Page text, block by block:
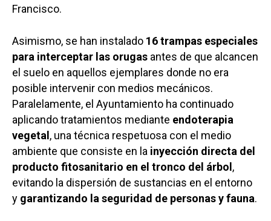
Francisco.
Asimismo, se han instalado 16 trampas especiales
para interceptar las orugas antes de que alcancen
el suelo en aquellos ejemplares donde no era
posible intervenir con medios mecánicos.
Paralelamente, el Ayuntamiento ha continuado
aplicando tratamientos mediante endoterapia
vegetal, una técnica respetuosa con el medio
ambiente que consiste en la inyección directa del
producto fitosanitario en el tronco del árbol,
evitando la dispersión de sustancias en el entorno
y garantizando la seguridad de personas y fauna.